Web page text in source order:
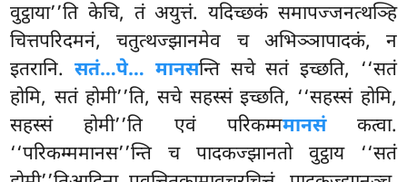
वुट्ठाया’’ति केचि, तं अयुत्तं. यदिच्छकं समापज्जनत्थञ्हि
चित्तपरिदमनं, चतुत्थज्झानमेव च अभिञ्ञापादकं, न
इतरानि. सतं…पे… मानसन्ति सचे सतं इच्छति, ‘‘सतं
होमि, सतं होमी’’ति, सचे सहस्सं इच्छति, ‘‘सहस्सं होमि,
सहस्सं होमी’’ति एवं परिकम्ममानसंकत्वा.
‘‘परिकम्ममानस’’न्ति च पादकज्झानतो वुट्ठाय ‘‘सतं